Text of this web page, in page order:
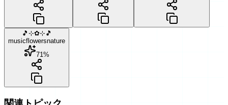
🎵⊹✿⊹🎵
musicflowersnature
71%